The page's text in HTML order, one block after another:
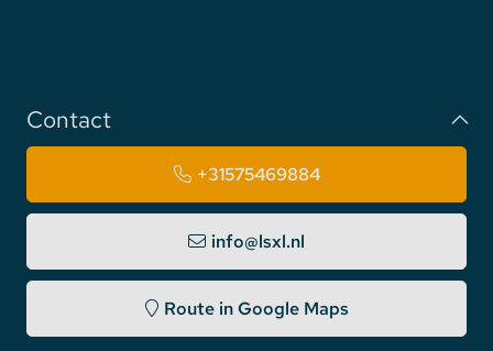
Contact
+31575469884
info@lsxl.nl
Route in Google Maps